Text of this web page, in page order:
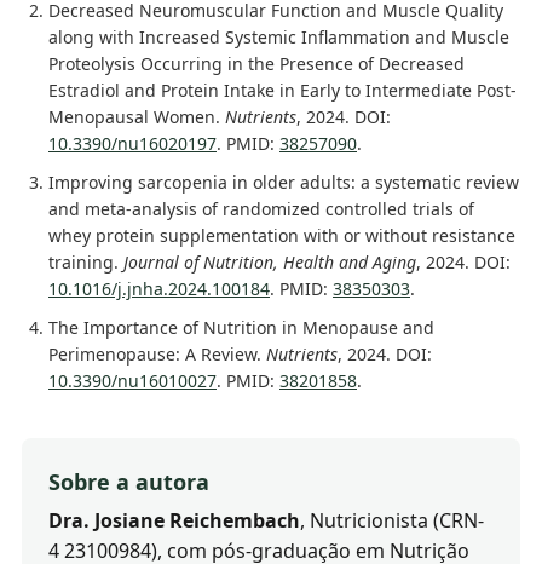
Decreased Neuromuscular Function and Muscle Quality
along with Increased Systemic Inflammation and Muscle
Proteolysis Occurring in the Presence of Decreased
Estradiol and Protein Intake in Early to Intermediate Post-
Menopausal Women. Nutrients, 2024. DOI:
10.3390/nu16020197. PMID: 38257090.
Improving sarcopenia in older adults: a systematic review
and meta-analysis of randomized controlled trials of
whey protein supplementation with or without resistance
training. Journal of Nutrition, Health and Aging, 2024. DOI:
10.1016/j.jnha.2024.100184. PMID: 38350303.
The Importance of Nutrition in Menopause and
Perimenopause: A Review. Nutrients, 2024. DOI:
10.3390/nu16010027. PMID: 38201858.
Sobre a autora
Dra. Josiane Reichembach, Nutricionista (CRN-
4 23100984), com pós-graduação em Nutrição